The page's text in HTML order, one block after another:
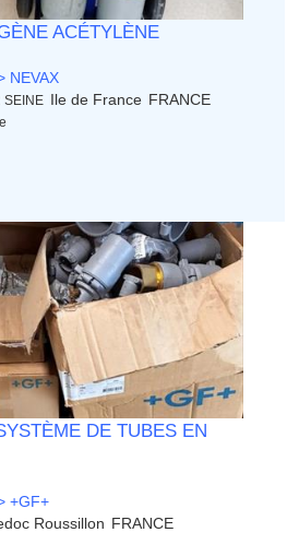
d'Azur -
ACÉTYLÈNE
NEVAX
SEINE Ile de France FRANCE
DE TUBES EN
+GF+
Roussillon FRANCE